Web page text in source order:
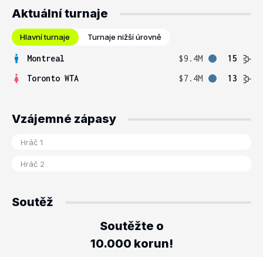
Aktuální turnaje
Hlavní turnaje Turnaje nižší úrovně
Montreal $9.4M
15
Toronto WTA
$7.4M 13
Vzájemné zápasy
Soutěž
Soutěžte o
10.000 korun!